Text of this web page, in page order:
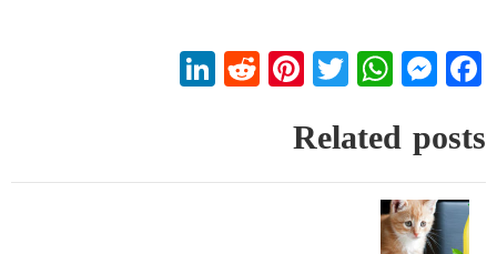
Facebook
Messenger
WhatsApp
Twitter
Pinterest
Reddit
Related posts